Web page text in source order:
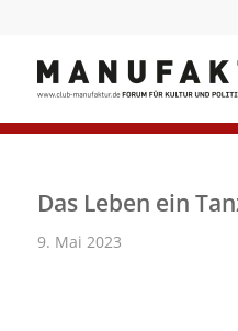
Das Leben ein
9. Mai 2023